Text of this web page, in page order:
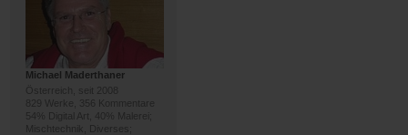
Michael Maderthaner
Österreich, seit 2008
829 Werke, 356 Kommentare
54% Digital Art, 40% Malerei;
Mischtechnik, Diverses;